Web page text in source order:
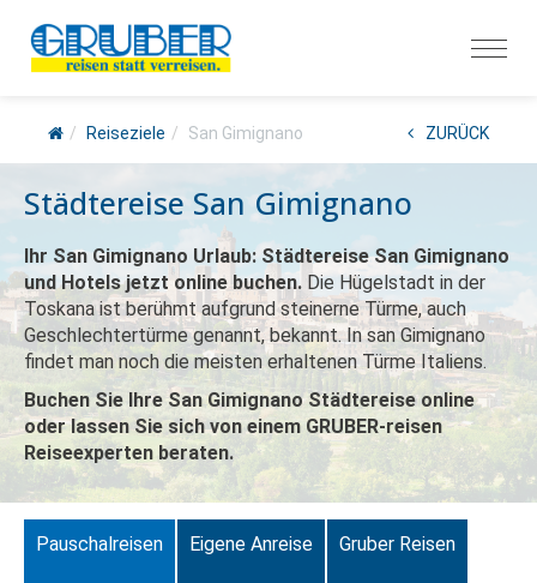
Reiseziele San Gimignano ZURÜCK
Städtereise San Gimignano
Ihr San Gimignano Urlaub: Städtereise San Gimignano
und Hotels jetzt online buchen. Die Hügelstadt in der
Toskana ist berühmt aufgrund steinerne Türme, auch
Geschlechtertürme genannt, bekannt. In san Gimignano
findet man noch die meisten erhaltenen Türme Italiens.
Buchen Sie Ihre San Gimignano Städtereise online
oder lassen Sie sich von einem GRUBER-reisen
Reiseexperten beraten.
Pauschalreisen Eigene Anreise Gruber Reisen